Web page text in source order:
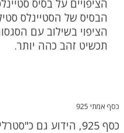
הציפויים על בסיס
הבסיס של הסטיינלס
הציפוי בשילוב עם
תכשיט זהב כהה יותר.
כסף אמתי 925
כסף 925, הידוע גם